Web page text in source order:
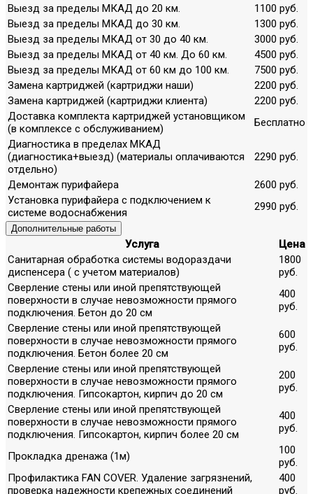
Выезд за пределы МКАД до 20 км.
1100 руб.
Выезд за пределы МКАД до 30 км.
1300 руб.
Выезд за пределы МКАД от 30 до 40 км.
3000 руб.
Выезд за пределы МКАД от 40 км. До 60 км.
4500 руб.
Выезд за пределы МКАД от 60 км до 100 км.
7500 руб.
Замена картриджей (картриджи наши)
2200 руб.
Замена картриджей (картриджи клиента)
2200 руб.
Доставка комплекта картриджей установщиком
(в комплексе с обслуживанием)
Бесплатно
Диагностика в пределах МКАД
(диагностика+выезд) (материалы оплачиваются
отдельно)
2290 руб.
Демонтаж пурифайера
2600 руб.
Установка пурифайера с подключением к
системе водоснабжения
2990 руб.
Дополнительные работы
Услуга
Цена
Санитарная обработка системы водораздачи
диспенсера ( с учетом материалов)
1800
руб.
Сверление стены или иной препятствующей
поверхности в случае невозможности прямого
подключения. Бетон до 20 см
400
руб.
Сверление стены или иной препятствующей
поверхности в случае невозможности прямого
подключения. Бетон более 20 см
600
руб.
Сверление стены или иной препятствующей
поверхности в случае невозможности прямого
подключения. Гипсокартон, кирпич до 20 см
200
руб.
Сверление стены или иной препятствующей
поверхности в случае невозможности прямого
подключения. Гипсокартон, кирпич более 20 см
400
руб.
Прокладка дренажа (1м)
100
руб.
Профилактика FAN COVER. Удаление загрязнений,
проверка надежности крепежных соединений
400
руб.